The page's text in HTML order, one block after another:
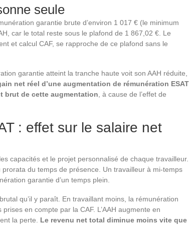
seule
garantie brute d’environ 1 017 € (le minimum
car le total reste sous le plafond de 1 867,02 €. Le
et calcul CAF, se rapproche de ce plafond sans le
garantie atteint la tranche haute voit son AAH réduite,
net réel d’une augmentation de rémunération ESAT
brut de cette augmentation , à cause de l’effet de
: effet sur le salaire net
capacités et le projet personnalisé de chaque travailleur.
du temps de présence. Un travailleur à mi-temps
garantie d’un temps plein.
qu’il y paraît. En travaillant moins, la rémunération
en compte par la CAF. L’AAH augmente en
la perte. Le revenu net total diminue moins vite que